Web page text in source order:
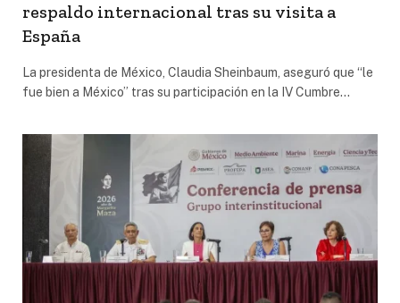
respaldo internacional tras su visita a
España
La presidenta de México, Claudia Sheinbaum, aseguró que “le
fue bien a México” tras su participación en la IV Cumbre…